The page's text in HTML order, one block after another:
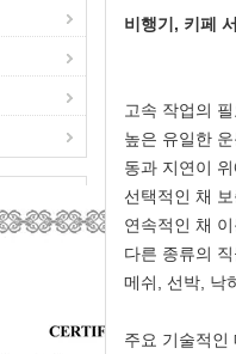
비행기, 키페
고속 작업의
높은 유일한
동과 지연이
선택적인 채
연속적인 채
다른 종류의
메쉬, 선박, 낙
주요 기술적인